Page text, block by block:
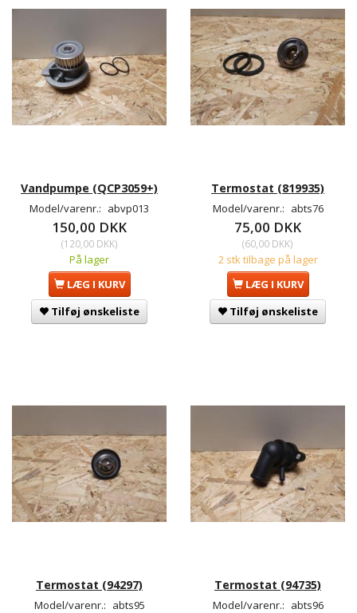
Vandpumpe (QCP3059+)
Model/varenr.: abvp013
150,00 DKK
(120,00 DKK)
På lager
LÆG I KURV
Tilføj ønskeliste
Termostat (819935)
Model/varenr.: abts76
75,00 DKK
(60,00 DKK)
2 stk tilbage på lager
LÆG I KURV
Tilføj ønskeliste
Termostat (94297)
Model/varenr.: abts95
Termostat (94735)
Model/varenr.: abts96